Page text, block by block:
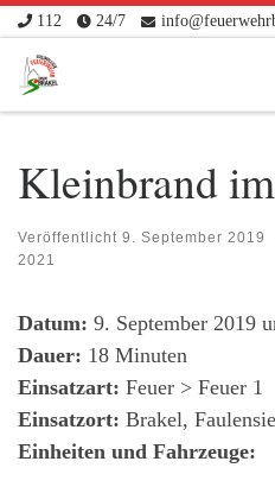
Zum Inhalt springen
112 24/7
Kleinbrand
Veröffentlicht 9. September 2019
2021
Datum: 9. September 2019
Dauer: 18 Minuten
Einsatzart: Feuer > Feuer 1
Einsatzort: Brakel,
Einheiten und Fahrzeuge: